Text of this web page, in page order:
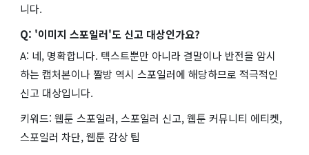
니다.
Q: '이미지 스포일러'도 신고 대상인가요?
A: 네, 명확합니다. 텍스트뿐만 아니라 결말이나 반전을 암시
하는 캡처본이나 짤방 역시 스포일러에 해당하므로 적극적인
신고 대상입니다.
키워드: 웹툰 스포일러, 스포일러 신고, 웹툰 커뮤니티 에티켓,
스포일러 차단, 웹툰 감상 팁